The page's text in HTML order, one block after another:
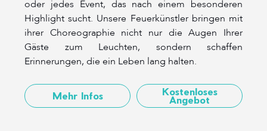
oder jedes Event, das nach einem besonderen
Highlight sucht. Unsere Feuerkünstler bringen mit
ihrer Choreographie nicht nur die Augen Ihrer
Gäste zum Leuchten, sondern schaffen
Erinnerungen, die ein Leben lang halten.
Mehr Infos Kostenloses
Angebot